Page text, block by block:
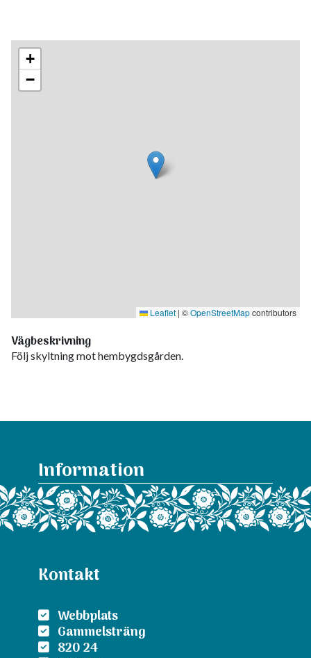
+
−
Leaflet | ©OpenStreetMapcontributors
Vägbeskrivning
Följ skyltning mot hembygdsgården.
Information
Kontakt
Webbplats
Gammelsträng
820 24